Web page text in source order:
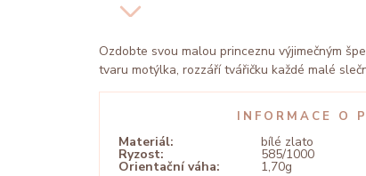
Ozdobte svou malou princeznu výjimečným
tvaru motýlka, rozzáří tvářičku každé malé
INFORMACE O
Materiál: bílé zlato
Ryzost: 585/1000
Orientační váha: 1,70g